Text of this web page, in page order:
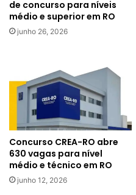
de concurso para níveis
médio e superior em RO
junho 26, 2026
Concurso CREA-RO abre
630 vagas para nível
médio e técnico em RO
junho 12, 2026